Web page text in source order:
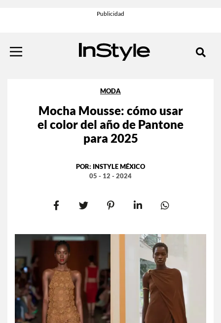
MODA
Mocha Mousse: cómo usar
el color del año de Pantone
para 2025
POR: INSTYLE MÉXICO
05 - 12 - 2024